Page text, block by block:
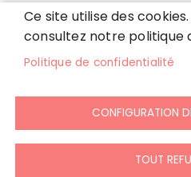
Cookies
Contact
Presse
Ce site utilise des
consultez notre politique
Politique de confidentialité
CONFIGURATION
TOUT